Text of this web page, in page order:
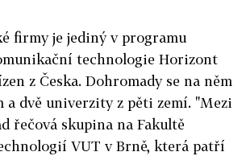
firmy je jediný v programu
technologie Horizont
z Česka. Dohromady se na něm
a dvě univerzity z pěti zemí. "Mezi
řečová skupina na Fakultě
VUT v Brně, která patří